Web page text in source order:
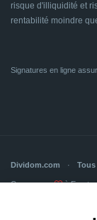
risque d'illiquidité et
rentabilité moindre
Signatures en ligne
Dividom.com
Conçu avec à